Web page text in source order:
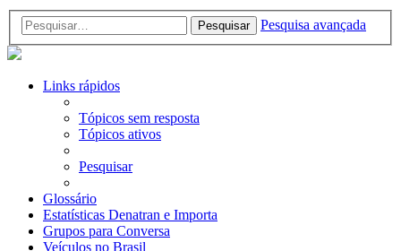
Pesquisar Pesquisa avançada
Links rápidos
Tópicos sem resposta
Tópicos ativos
Pesquisar
Glossário
Estatísticas Denatran e Importa
Grupos para Conversa
Veículos no Brasil